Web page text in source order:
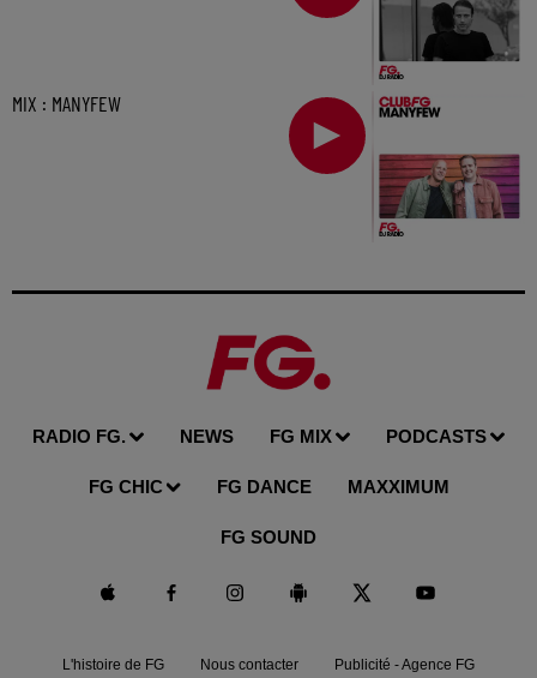
MIX : MANYFEW
RADIO FG. NEWS FG MIX PODCASTS
FG CHIC FG DANCE MAXXIMUM
FG SOUND
L'histoire de FG Nous contacter Publicité - Agence FG